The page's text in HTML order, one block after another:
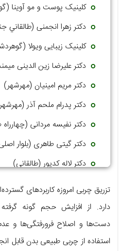
کلینیک پوست و مو آوینا
دکتر زهرا انجمنی (طالقاني
کلینیک زیبایی ویولا
دکتر علیرضا زین الدینی
دکتر مریم امینیان (مهرشهر)
دکتر پدرام ملحم آذر
دکتر نفیسه مردانی (چهارراه
دکتر گیتی طاهری (بلوار
دکتر لاله کدیور (طالقانی)
دکتر ایرج شهنوازی (چهارراه
تزریق چربی امروزه کاربردهای
دارد. از افزایش حجم گونه
دست‌ها و اصلاح فرورفتگی‌ها و
استفاده از چربی طبیعی بدن قابل